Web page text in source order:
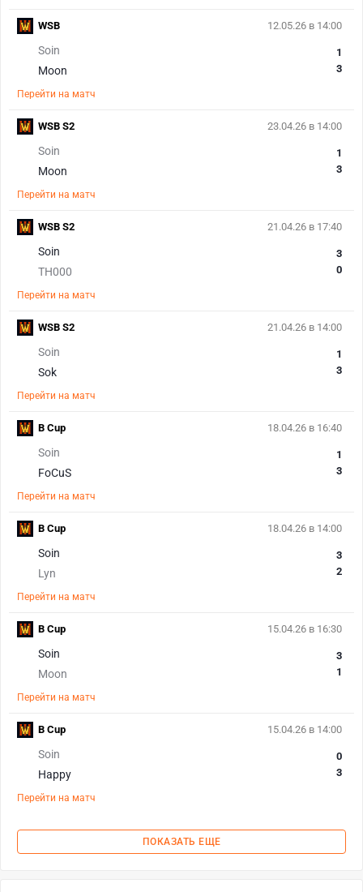
12.05.26 в 14:00
Soin
Moon
1
3
Перейти на матч
WSB
23.04.26 в 14:00
Soin
Moon
1
3
Перейти на матч
WSB S2
21.04.26 в 17:40
Soin
TH000
3
0
Перейти на матч
WSB S2
21.04.26 в 14:00
Soin
Sok
1
3
Перейти на матч
WSB S2
18.04.26 в 16:40
Soin
FoCuS
1
3
Перейти на матч
B Cup
18.04.26 в 14:00
Soin
Lyn
3
2
Перейти на матч
B Cup
15.04.26 в 16:30
Soin
Moon
3
1
Перейти на матч
B Cup
15.04.26 в 14:00
Soin
Happy
0
3
Перейти на матч
B Cup
ПОКАЗАТЬ ЕЩЕ